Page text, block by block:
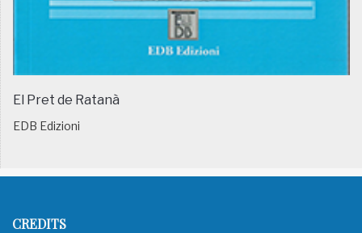
El Pret de Ratanà
EDB Edizioni
CREDITS